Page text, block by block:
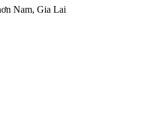
Nam, Gia Lai